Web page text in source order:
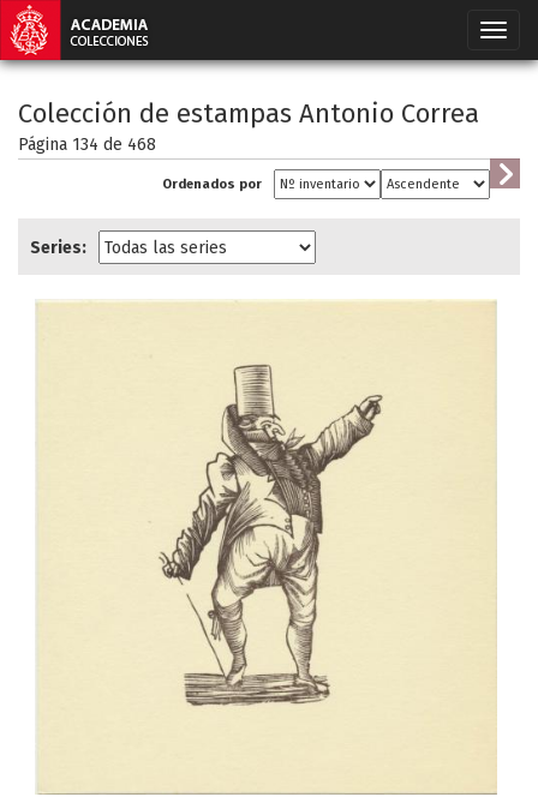
Colección de estampas Antonio Correa
Página 134 de 468
Ordenados por
Series: